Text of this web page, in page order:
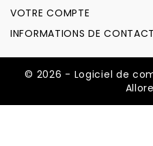
VOTRE COMPTE
INFORMATIONS DE CONTACT
© 2026 - Logiciel de